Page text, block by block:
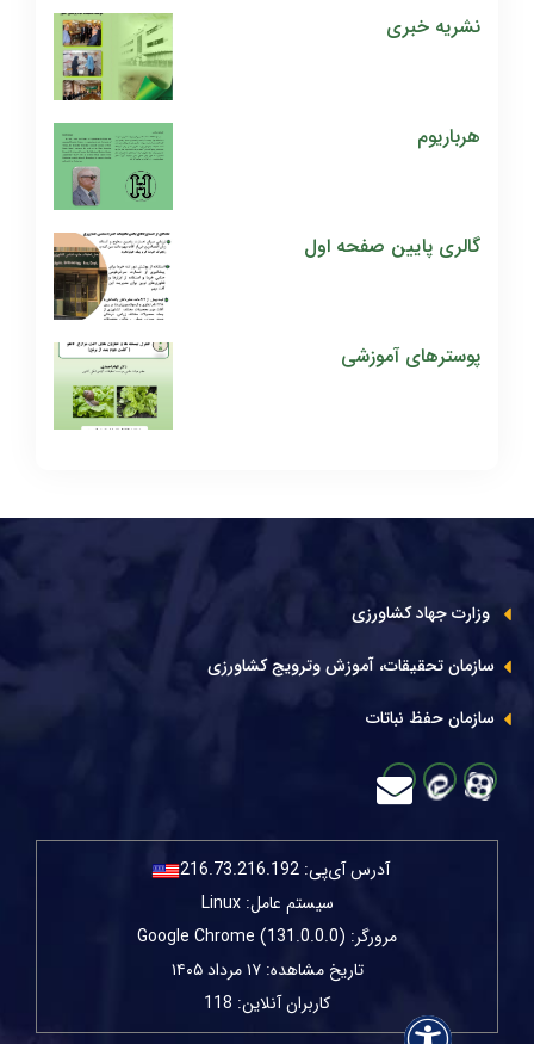
نشریه خبری
هرباریوم
گالری پایین صفحه اول
پوسترهای آموزشی
وزارت جهاد کشاورزی
سازمان تحقیقات، آموزش وترویج کشاورزی
سازمان حفظ نباتات
آدرس آی‌پی: 216.73.216.192
سیستم عامل: Linux
مرورگر: Google Chrome (131.0.0.0)
تاریخ مشاهده: ۱۷ مرداد ۱۴۰۵
کاربران آنلاین: 118